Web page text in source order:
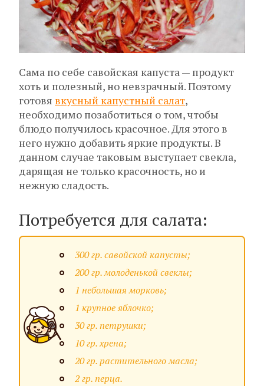
Сама по себе савойская капуста — продукт
хоть и полезный, но невзрачный. Поэтому
готовя вкусный капустный салат,
необходимо позаботиться о том, чтобы
блюдо получилось красочное. Для этого в
него нужно добавить яркие продукты. В
данном случае таковым выступает свекла,
дарящая не только красочность, но и
нежную сладость.
Потребуется для салата:
300 гр. савойской капусты;
200 гр. молоденькой свеклы;
1 небольшая морковь;
1 крупное яблочко;
30 гр. петрушки;
10 гр. хрена;
20 гр. растительного масла;
2 гр. перца.